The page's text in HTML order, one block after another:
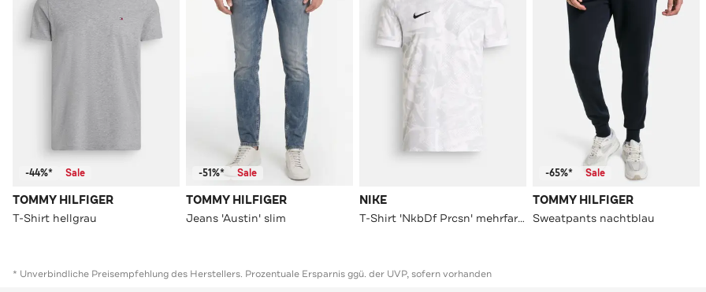
-44%* Sale
TOMMY HILFIGER
T-Shirt hellgrau
-51%* Sale
TOMMY HILFIGER
Jeans 'Austin' slim
NIKE
T-Shirt 'NkbDf Prcsn' mehrfarbig
-65%* Sale
TOMMY HILFIGER
Sweatpants nachtblau
* Unverbindliche Preisempfehlung des Herstellers. Prozentuale Ersparnis ggü. der UVP, sofern vorhanden